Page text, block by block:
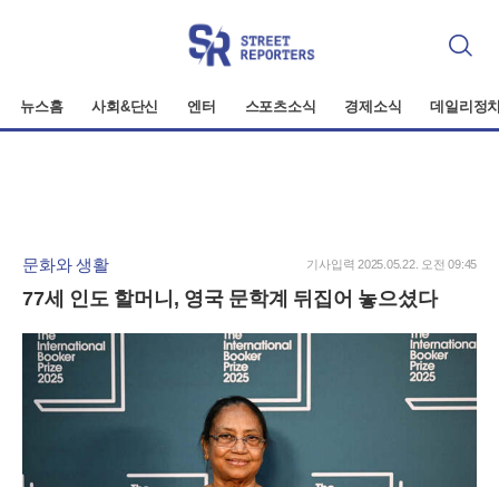
검
뉴스홈 사회&단신 엔터 스포츠소식 경제소식 데일리정
문화와 생활
77세 인도 할머니, 영국 문학계 뒤집어 놓으셨다
기사입력 2025.05.22. 오전 09:45